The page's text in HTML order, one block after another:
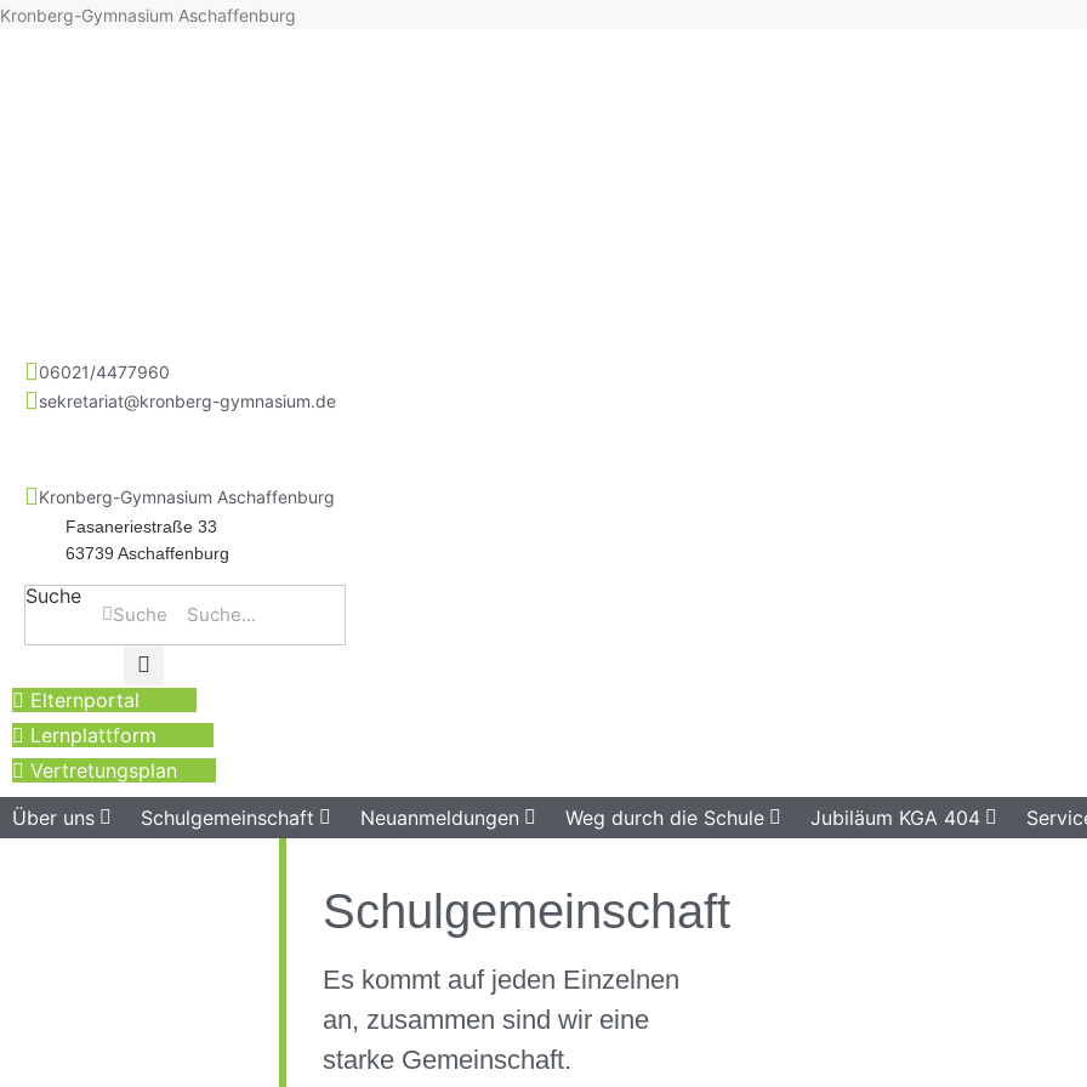
Kronberg-Gymnasium Aschaffenburg
06021/4477960
sekretariat@kronberg-gymnasium.de
Kronberg-Gymnasium Aschaffenburg
Fasaneriestraße 33
63739 Aschaffenburg
Suche
Suche
Elternportal
Lernplattform
Vertretungsplan
Über uns
Schulgemeinschaft Neuanmeldungen Weg durch die Schule Jubiläum KGA 404
Schulgemeinschaft
Es kommt auf jeden Einzelnen
an, zusammen sind wir eine
starke Gemeinschaft.